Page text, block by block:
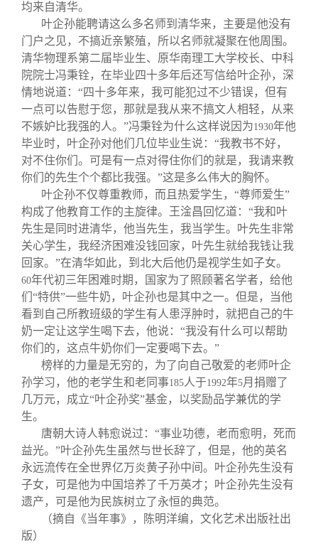
均来自清华。
叶企孙能聘请这么多名师到清华来，主要是他没有
门户之见，不搞近亲繁殖，所以名师就凝聚在他周围。
清华物理系第二届毕业生、原华南理工大学校长、中科
院院士冯秉铨，在毕业四十多年后还写信给叶企孙，深
情地说道：“四十多年来，我可能犯过不少错误，但有
一点可以告慰于您，那就是我从来不搞文人相轻，从来
不嫉妒比我强的人。”冯秉铨为什么这样说因为1930年他
毕业时，叶企孙对他们几位毕业生说：“我教书不好，
对不住你们。可是有一点对得住你们的就是，我请来教
你们的先生个个都比我强。”这是多么伟大的胸怀。
叶企孙不仅尊重教师，而且热爱学生，“尊师爱生”
构成了他教育工作的主旋律。王淦昌回忆道：“我和叶
先生是同时进清华，他当先生，我当学生。叶先生非常
关心学生，我经济困难没钱回家，叶先生就给我钱让我
回家。”在清华如此，到北大后他仍是视学生如子女。
60年代初三年困难时期，国家为了照顾著名学者，给他
们“特供”一些牛奶，叶企孙也是其中之一。但是，当他
看到自己所教班级的学生有人患浮肿时，就把自己的牛
奶一定让这学生喝下去，他说：“我没有什么可以帮助
你们的，这点牛奶你们一定要喝下去。”
榜样的力量是无穷的，为了向自己敬爱的老师叶企
孙学习，他的老学生和老同事185人于1992年5月捐赠了
几万元，成立“叶企孙奖”基金，以奖励品学兼优的学
生。
唐朝大诗人韩愈说过：“事业功德，老而愈明，死而
益光。”叶企孙先生虽然与世长辞了，但是，他的英名
永远流传在全世界亿万炎黄子孙中间。叶企孙先生没有
子女，可是他为中国培养了千万英才；叶企孙先生没有
遗产，可是他为民族树立了永恒的典范。
（摘自《当年事》，陈明洋编，文化艺术出版社出
版）